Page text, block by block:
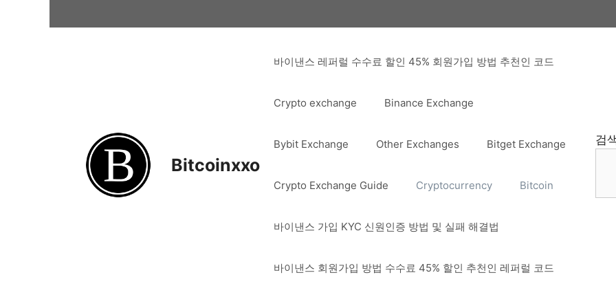
Bitcoinxxo
바이낸스 레퍼럴 수수료 할인 45% 회원가입 방법 추천인 코드
Crypto exchange Binance Exchange
Bybit Exchange Other Exchanges Bitget Exchange
Crypto Exchange Guide Cryptocurrency Bitcoin
바이낸스 가입 KYC 신원인증 방법 및 실패 해결법
바이낸스 회원가입 방법 수수료 45% 할인 추천인 레퍼럴 코드
검